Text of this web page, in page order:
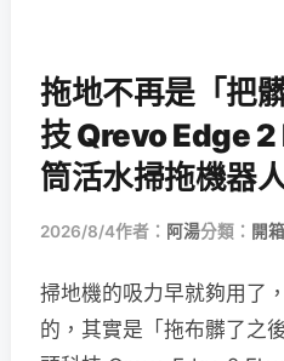
拖地不再是「把
技 Qrevo Edge
筒活水掃拖機器
2026/8/4作者： 阿湯分類： 開
掃地機的吸力早就夠用了
的，其實是「拖布髒了之